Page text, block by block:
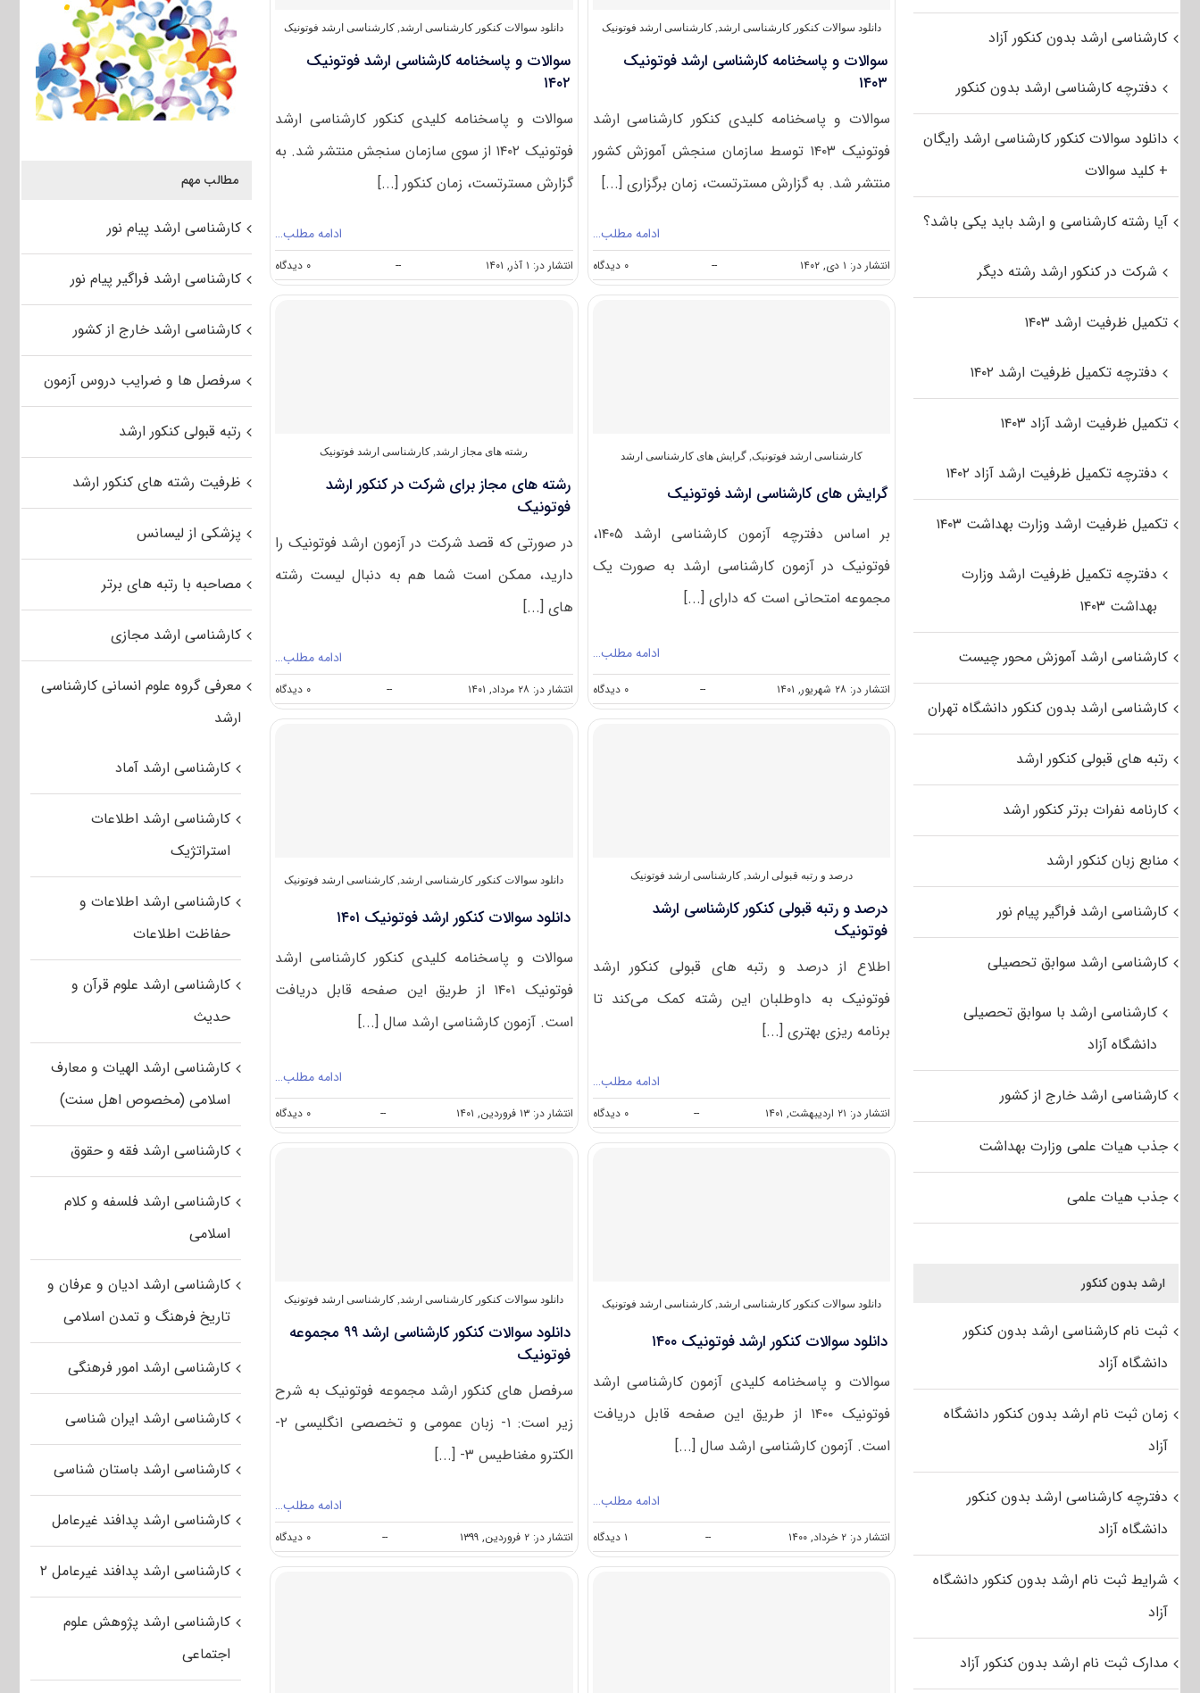
دانلود سوالات کنکور کارشناسی ارشد,کارشناسی ارشد فوتونیک
سوالات و پاسخنامه کارشناسی ارشد فوتونیک
۱۴۰۳
سوالات و پاسخنامه کلیدی کنکور کارشناسی ارشد
فوتونیک ۱۴۰۳ توسط سازمان سنجش آموزش کشور
منتشر شد. به گزارش مسترتست، زمان برگزاری [...]
ادامه مطلب…
انتشار در: ۱ دی, ۱۴۰۲ -- ۰ دیدگاه
سوالات
و
دانلود سوالات کنکور کارشناسی ارشد, کارشناسی ارشد فوتونیک
سوالات و پاسخنامه کارشناسی ارشد فوتونیک
۱۴۰۲
سوالات و پاسخنامه کلیدی کنکور کارشناسی ارشد
فوتونیک ۱۴۰۲ از سوی سازمان سنجش منتشر شد. به
گزارش مسترتست، زمان کنکور [...]
ادامه مطلب…
انتشار در: ۱ آذر, ۱۴۰۱ -- ۰ دیدگاه
on
سوالات
و
کارشناسی
کارشناسی ارشد فوتونیک,گرایش های کارشناسی ارشد
گرایش های کارشناسی ارشد فوتونیک
بر اساس دفترچه آزمون کارشناسی ارشد ۱۴۰۵،
فوتونیک در آزمون کارشناسی ارشد به صورت یک
مجموعه امتحانی است که دارای [...]
ادامه مطلب…
انتشار در: ۲۸ شهریور, ۱۴۰۱ -- ۰ دیدگاه
گرایش
های
رشته های مجاز ارشد, کارشناسی ارشد فوتونیک
رشته های مجاز برای شرکت در کنکور ارشد
فوتونیک
در صورتی که قصد شرکت در آزمون ارشد فوتونیک را
دارید، ممکن است شما هم به دنبال لیست رشته
های [...]
ادامه مطلب…
انتشار در: ۲۸ مرداد, ۱۴۰۱ -- ۰ دیدگاه
on
رشته
های
درصد و رتبه قبولی ارشد,کارشناسی ارشد فوتونیک
درصد و رتبه قبولی کنکور کارشناسی ارشد
فوتونیک
اطلاع از درصد و رتبه های قبولی کنکور ارشد
فوتونیک به داوطلبان این رشته کمک می‌کند تا
برنامه ریزی بهتری [...]
ادامه مطلب…
انتشار در: ۲۱ اردیبهشت, ۱۴۰۱ -- ۰ دیدگاه
درصد
و
دانلود سوالات کنکور کارشناسی ارشد, کارشناسی ارشد فوتونیک
دانلود سوالات کنکور ارشد فوتونیک ۱۴۰۱
سوالات و پاسخنامه کلیدی کنکور کارشناسی ارشد
فوتونیک ۱۴۰۱ از طریق این صفحه قابل دریافت
است. آزمون کارشناسی ارشد سال [...]
ادامه مطلب…
انتشار در: ۱۳ فروردین, ۱۴۰۱ -- ۰ دیدگاه
on
دانلود
سوالات
فوتونیک
دانلود سوالات کنکور کارشناسی ارشد,کارشناسی ارشد فوتونیک
دانلود سوالات کنکور ارشد فوتونیک ۱۴۰۰
سوالات و پاسخنامه کلیدی آزمون کارشناسی ارشد
فوتونیک ۱۴۰۰ از طریق این صفحه قابل دریافت
است. آزمون کارشناسی ارشد سال [...]
ادامه مطلب…
انتشار در: ۲ خرداد, ۱۴۰۰ -- ۱ دیدگاه
دانلود
سوالات
دانلود سوالات کنکور کارشناسی ارشد, کارشناسی ارشد فوتونیک
دانلود سوالات کنکور کارشناسی ارشد ۹۹ مجموعه
فوتونیک
سرفصل های کنکور ارشد مجموعه فوتونیک به شرح
زیر است: ۱- زبان عمومی و تخصصی انگلیسی ۲-
الکترو مغناطیس ۳- [...]
ادامه مطلب…
انتشار در: ۲ فروردین, ۱۳۹۹ -- ۰ دیدگاه
on
دانلود
سوالات
مطالب مهم
کارشناسی ارشد پیام نور
کارشناسی ارشد فراگیر پیام نور
کارشناسی ارشد خارج از کشور
سرفصل ها و ضرایب دروس آزمون
رتبه قبولی کنکور ارشد
ظرفیت رشته های کنکور ارشد
پزشکی از لیسانس
مصاحبه با رتبه های برتر
کارشناسی ارشد مجازی
معرفی گروه علوم انسانی کارشناسی
ارشد
کارشناسی ارشد آماد
کارشناسی ارشد اطلاعات
استراتژیک
کارشناسی ارشد اطلاعات و
حفاظت اطلاعات
کارشناسی ارشد علوم قرآن و
حدیث
کارشناسی ارشد الهیات و معارف
اسلامی (مخصوص اهل سنت)
کارشناسی ارشد فقه و حقوق
کارشناسی ارشد فلسفه و کلام
اسلامی
کارشناسی ارشد ادیان و عرفان و
تاریخ فرهنگ و تمدن اسلامی
کارشناسی ارشد امور فرهنگی
کارشناسی ارشد ایران شناسی
کارشناسی ارشد باستان شناسی
کارشناسی ارشد پدافند غیرعامل
کارشناسی ارشد پدافند غیرعامل ۲
کارشناسی ارشد پژوهش علوم
اجتماعی
کارشناسی ارشد بدون کنکور آزاد
دفترچه کارشناسی ارشد بدون کنکور
دانلود سوالات کنکور کارشناسی ارشد رایگان
+ کلید سوالات
آیا رشته کارشناسی و ارشد باید یکی باشد؟
شرکت در کنکور ارشد رشته دیگر
تکمیل ظرفیت ارشد ۱۴۰۳
دفترچه تکمیل ظرفیت ارشد ۱۴۰۲
تکمیل ظرفیت ارشد آزاد ۱۴۰۳
دفترچه تکمیل ظرفیت ارشد آزاد ۱۴۰۲
تکمیل ظرفیت ارشد وزارت بهداشت ۱۴۰۳
دفترچه تکمیل ظرفیت ارشد وزارت
بهداشت ۱۴۰۳
کارشناسی ارشد آموزش محور چیست
کارشناسی ارشد بدون کنکور دانشگاه تهران
رتبه های قبولی کنکور ارشد
کارنامه نفرات برتر کنکور ارشد
منابع زبان کنکور ارشد
کارشناسی ارشد فراگیر پیام نور
کارشناسی ارشد سوابق تحصیلی
کارشناسی ارشد با سوابق تحصیلی
دانشگاه آزاد
کارشناسی ارشد خارج از کشور
جذب هیات علمی وزارت بهداشت
جذب هیات علمی
ارشد بدون کنکور
ثبت نام کارشناسی ارشد بدون کنکور
دانشگاه آزاد
زمان ثبت نام ارشد بدون کنکور دانشگاه
آزاد
دفترچه کارشناسی ارشد بدون کنکور
دانشگاه آزاد
شرایط ثبت نام ارشد بدون کنکور دانشگاه
آزاد
مدارک ثبت نام ارشد بدون کنکور آزاد